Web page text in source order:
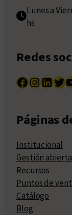
Lunes a
hs
Redes
Facebook InstagramLinkedIn Twitter YouTube
Páginas
Institucional
Gestión abierta
Recursos
Puntos de
Catálogo
Blog